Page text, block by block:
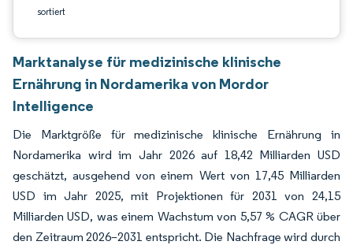
sortiert
Marktanalyse für medizinische klinische
Ernährung in Nordamerika von Mordor
Intelligence
Die Marktgröße für medizinische klinische Ernährung in
Nordamerika wird im Jahr 2026 auf 18,42 Milliarden USD
geschätzt, ausgehend von einem Wert von 17,45 Milliarden
USD im Jahr 2025, mit Projektionen für 2031 von 24,15
Milliarden USD, was einem Wachstum von 5,57 % CAGR über
den Zeitraum 2026–2031 entspricht. Die Nachfrage wird durch